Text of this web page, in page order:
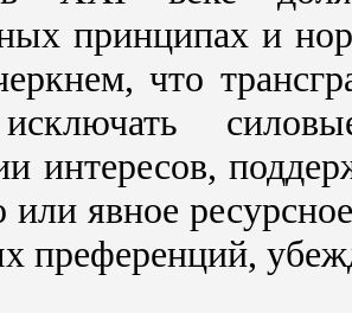
принципах и
что
интересов,
или явное
преференций,